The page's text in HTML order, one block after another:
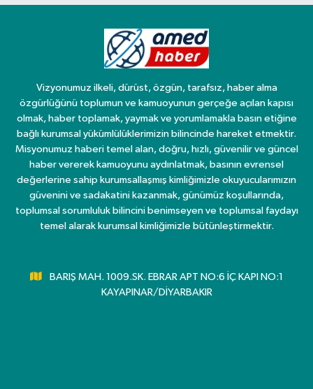
Vizyonumuz ilkeli, dürüst, özgün, tarafsız, haber alma
özgürlüğünü toplumun ve kamuoyunun gerçeğe açılan kapısı
olmak, haber toplamak, yaymak ve yorumlamakla basın etiğine
bağlı kurumsal yükümlülüklerimizin bilincinde hareket etmektir.
Misyonumuz haberi temel alan, doğru, hızlı, güvenilir ve güncel
haber vererek kamuoyunu aydınlatmak, basının evrensel
değerlerine sahip kurumsallaşmış kimliğimizle okuyucularımızın
güvenini ve sadakatini kazanmak, günümüz koşullarında,
toplumsal sorumluluk bilincini benimseyen ve toplumsal faydayı
temel alarak kurumsal kimliğimizle bütünleştirmektir.
BARIŞ MAH. 1009.SK. EBRAR APT NO:6 İÇ KAPI NO:1
KAYAPINAR/DİYARBAKIR